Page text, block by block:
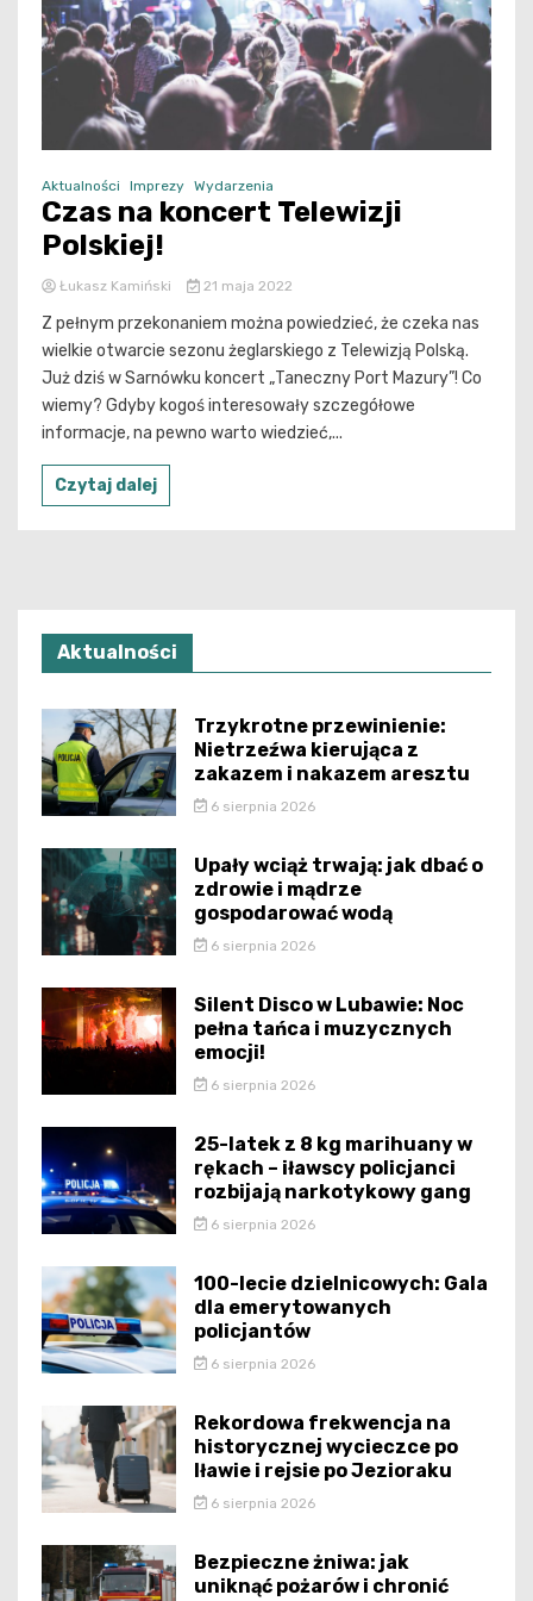
Aktualności Imprezy Wydarzenia
Czas na koncert Telewizji
Polskiej!
Łukasz Kamiński 21 maja 2022
Z pełnym przekonaniem można powiedzieć, że czeka nas
wielkie otwarcie sezonu żeglarskiego z Telewizją Polską.
Już dziś w Sarnówku koncert „Taneczny Port Mazury”! Co
wiemy? Gdyby kogoś interesowały szczegółowe
informacje, na pewno warto wiedzieć,...
Czytaj dalej
Aktualności
Trzykrotne przewinienie:
Nietrzeźwa kierująca z
zakazem i nakazem aresztu
6 sierpnia 2026
Upały wciąż trwają: jak dbać o
zdrowie i mądrze
gospodarować wodą
6 sierpnia 2026
Silent Disco w Lubawie: Noc
pełna tańca i muzycznych
emocji!
6 sierpnia 2026
25-latek z 8 kg marihuany w
rękach – iławscy policjanci
rozbijają narkotykowy gang
6 sierpnia 2026
100-lecie dzielnicowych: Gala
dla emerytowanych
policjantów
6 sierpnia 2026
Rekordowa frekwencja na
historycznej wycieczce po
Iławie i rejsie po Jezioraku
6 sierpnia 2026
Bezpieczne żniwa: jak
uniknąć pożarów i chronić